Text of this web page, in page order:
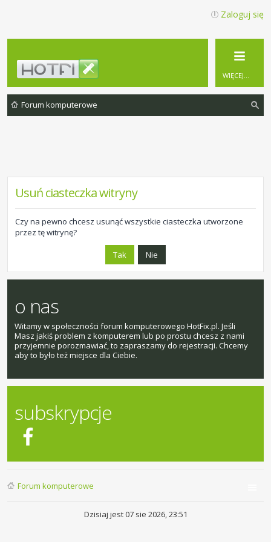
Zaloguj się
WIĘCEJ…
Forum komputerowe
Usuń ciasteczka witryny
Czy na pewno chcesz usunąć wszystkie ciasteczka utworzone
przez tę witrynę?
o nas
Witamy w społeczności forum komputerowego HotFix.pl. Jeśli
Masz jakiś problem z komputerem lub po prostu chcesz z nami
przyjemnie porozmawiać, to zapraszamy do rejestracji. Chcemy
aby to było też miejsce dla Ciebie.
subskrypcje
Forum komputerowe
Dzisiaj jest 07 sie 2026, 23:51